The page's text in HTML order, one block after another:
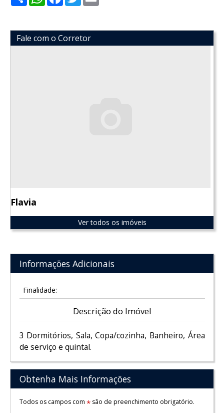
Fale com o Corretor
Flavia
Ver todos os imóveis
Informações Adicionais
Finalidade:
Descrição do Imóvel
3 Dormitórios, Sala, Copa/cozinha, Banheiro, Área
de serviço e quintal.
Obtenha Mais Informações
Todos os campos com *são de preenchimento obrigatório.